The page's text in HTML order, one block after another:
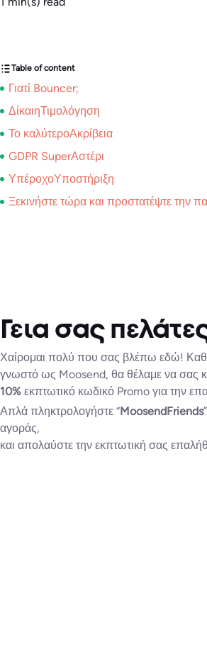
Table of content
Γιατί Bouncer;
ΔίκαιηΤιμολόγηση
Το καλύτεροΑκρίβεια
GDPR SuperΑστέρι
ΥπέροχοΥποστήριξη
Ξεκινήστε τώρα και προστατέψτε την
Γεια σας
Χαίρομαι πολύ που σας βλέπω εδώ!
γνωστό ως Moosend, θα θέλαμε να σας
10% εκπτωτικό κωδικό Promo για την
Απλά πληκτρολογήστε “MoosendFriends
αγοράς,
και απολαύστε την εκπτωτική σας